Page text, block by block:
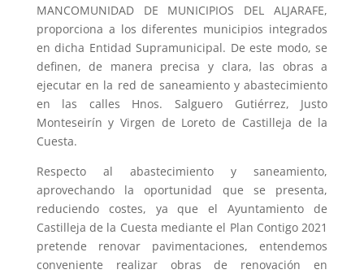
MANCOMUNIDAD DE MUNICIPIOS DEL ALJARAFE,
proporciona a los diferentes municipios integrados
en dicha Entidad Supramunicipal. De este modo, se
definen, de manera precisa y clara, las obras a
ejecutar en la red de saneamiento y abastecimiento
en las calles Hnos. Salguero Gutiérrez, Justo
Monteseirín y Virgen de Loreto de Castilleja de la
Cuesta.
Respecto al abastecimiento y saneamiento,
aprovechando la oportunidad que se presenta,
reduciendo costes, ya que el Ayuntamiento de
Castilleja de la Cuesta mediante el Plan Contigo 2021
pretende renovar pavimentaciones, entendemos
conveniente realizar obras de renovación en